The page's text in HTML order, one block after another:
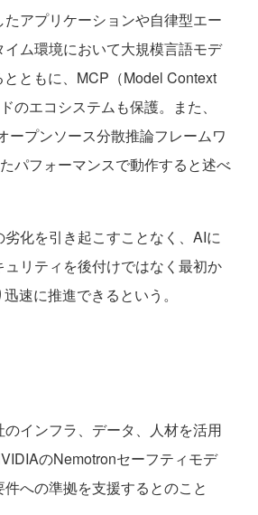
アプリケーションや自律型エー
ム環境において大規模言語モデ
ともに、MCP（Model Context
エコシステムも保護。また、
プンソース分散推論フレームワ
パフォーマンスで動作すると述べ
化を引き起こすことなく、AIに
リティを後付けではなく最初か
速に推進できるという。
インフラ、データ、人材を活用
のNemotronセーフティモデ
への準拠を支援するとのこと